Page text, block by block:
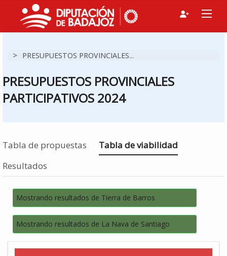
> PRESUPUESTOS PROVINCIALES...
PRESUPUESTOS PROVINCIALES
PARTICIPATIVOS 2024
Tabla de propuestas Estás en
Tabla de viabilidad
Resultados
Mostrando resultados de Tierra de Barros
Mostrando resultados de La Nava de Santiago